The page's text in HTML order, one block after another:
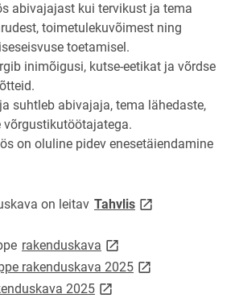
abivajajast kui tervikust ja tema
toimetulekuvõimest ning
toetamisel.
inimõigusi, kutse-eetikat ja võrdse
suhtleb abivajaja, tema lähedaste,
on oluline pidev enesetäiendamine
on leitav Tahvlislink opens on
rakenduskava link opens on new page
rakenduskava 2025 link opens on new
2025 link opens on new page